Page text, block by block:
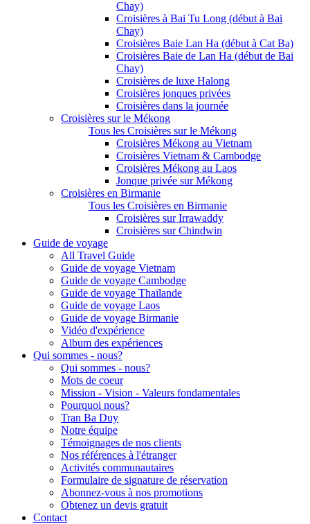
Chay)
Croisières à Bai Tu Long (début à Bai
Chay)
Croisières Baie Lan Ha (début à Cat Ba)
Croisières Baie de Lan Ha (début de Bai
Chay)
Croisières de luxe Halong
Croisières jonques privées
Croisières dans la journée
Croisières sur le Mékong
Tous les Croisières sur le Mékong
Croisières Mékong au Vietnam
Croisières Vietnam & Cambodge
Croisières Mékong au Laos
Jonque privée sur Mékong
Croisières en Birmanie
Tous les Croisières en Birmanie
Croisières sur Irrawaddy
Croisières sur Chindwin
Guide de voyage
All Travel Guide
Guide de voyage Vietnam
Guide de voyage Cambodge
Guide de voyage Thaïlande
Guide de voyage Laos
Guide de voyage Birmanie
Vidéo d'expérience
Album des expériences
Qui sommes - nous?
Qui sommes - nous?
Mots de coeur
Mission - Vision - Valeurs fondamentales
Pourquoi nous?
Tran Ba Duy
Notre équipe
Témoignages de nos clients
Nos références à l'étranger
Activités communautaires
Formulaire de signature de réservation
Abonnez-vous à nos promotions
Obtenez un devis gratuit
Contact